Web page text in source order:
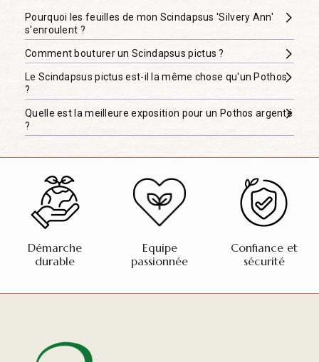
Pourquoi les feuilles de mon Scindapsus 'Silvery Ann'
s'enroulent ?
Comment bouturer un Scindapsus pictus ?
Le Scindapsus pictus est-il la même chose qu'un Pothos
?
Quelle est la meilleure exposition pour un Pothos argenté
?
Démarche
durable
Equipe
passionnée
Confiance et
sécurité